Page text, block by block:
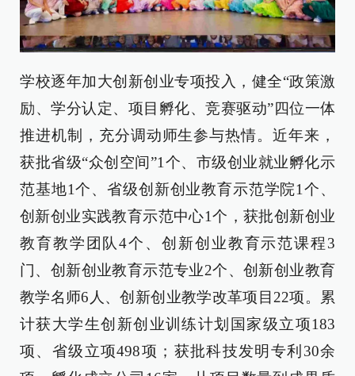
学校逐年加大创新创业专项投入，健全“政策激
励、学分认定、项目孵化、竞赛驱动”四位一体
推进机制，充分调动师生参与热情。近年来，
获批省级“众创空间”1个、市级创业就业孵化示
范基地1个、省级创新创业教育示范学院1个、
创新创业实践教育示范中心1个，获批创新创业
教育教学团队4个、创新创业教育示范课程3
门、创新创业教育示范专业2个、创新创业教育
教学名师6人、创新创业教学改革项目22项。累
计获大学生创新创业训练计划国家级立项183
项、省级立项498项；获批科技发明专利30余